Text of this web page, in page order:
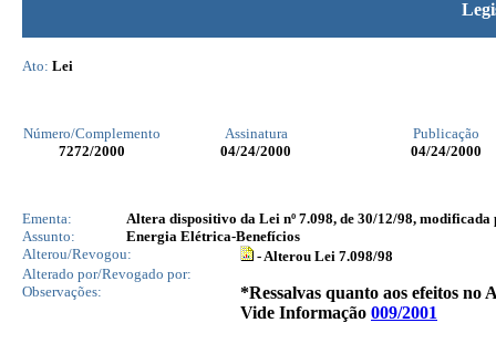
Ato: Lei
Número/Complemento Assinatura
Publicação
7272/2000 04/24/2000 04/24/2000
Ementa:
Altera dispositivo da Lei nº 7.098, de 30/12/98,
Assunto:
Energia Elétrica-Benefícios
Alterou/Revogou:
- Alterou Lei 7.098/98
Alterado por/Revogado por:
Observações:
*Ressalvas quanto aos efeitos no
Vide Informação 009/2001